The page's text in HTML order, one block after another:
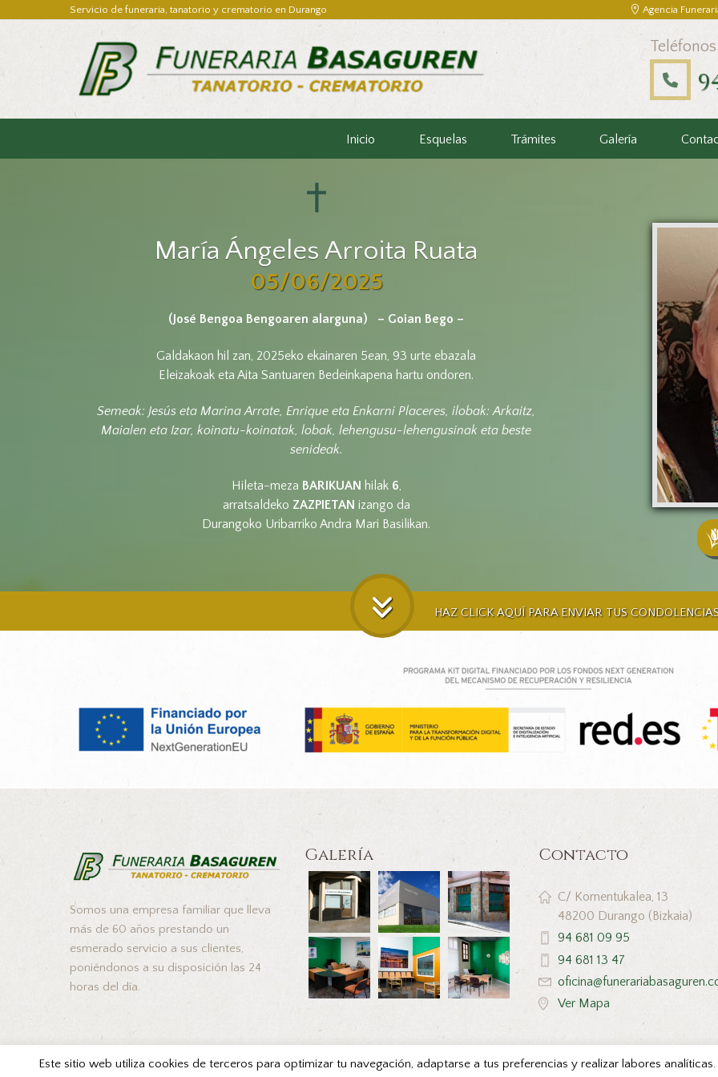
Servicio de funeraria, tanatorio y crematorio en Durango Agencia
Inicio Esquelas Trámites Galería
María Ángeles Arroita Ruata
05/06/2025
(José Bengoa Bengoaren alarguna) – Goian Bego –
Galdakaon hil zan, 2025eko ekainaren 5ean, 93 urte ebazala
Eleizakoak eta Aita Santuaren Bedeinkapena hartu ondoren.
Semeak: Jesús eta Marina Arrate, Enrique eta Enkarni Placeres, ilobak: Arkaitz,
Maialen eta Izar, koinatu-koinatak, lobak, lehengusu-lehengusinak eta beste
senideak.
Hileta-meza BARIKUAN hilak 6,
arratsaldeko ZAZPIETAN izango da
Durangoko Uribarriko Andra Mari Basilikan.
HAZ CLICK AQUÍ PARA ENVIAR TUS
Somos una empresa familiar que lleva
más de 60 años prestando un
esmerado servicio a sus clientes,
poniéndonos a su disposición las 24
horas del día.
Galería Contacto
C/ Komentukalea, 13
48200 Durango (Bizkaia)
94 681 09 95
94 681 13 47
Ver Mapa
Este sitio web utiliza cookies de terceros para optimizar tu navegación, adaptarse a tus preferencias y realizar labores